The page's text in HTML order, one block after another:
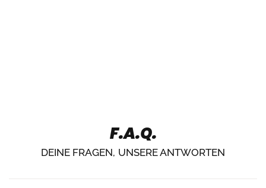
F.A.Q.
DEINE FRAGEN, UNSERE ANTWORTEN